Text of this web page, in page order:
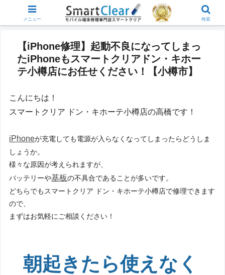
【iPhone修理】起動不良になってしまっ
たiPhoneもスマートクリアドン・キホー
テ小樽店にお任せください！【小樽市】
こんにちは！
スマートクリア ドン・キホーテ小樽店の高橋です！
iPhoneが充電しても電源が入らなくなってしまったらどうしま
しょうか。
様々な原因が考えられますが、
バッテリーや基板の不具合であることが多いです。
どちらでもスマートクリア ドン・キホーテ小樽店で修理できます
ので、
まずはお気軽にご相談ください！
朝起きたら使えなく
メニュー 検索